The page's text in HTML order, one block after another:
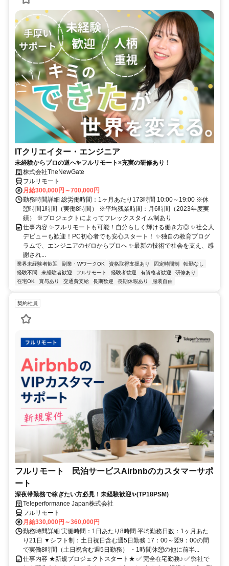
ITクリエイター・エンジニア
未経験からプロの道へ✨フルリモート×充実の研修あり！
株式会社TheNewGate
フルリモート
月給300,000円～700,000円
勤務時間詳細 総労働時間：1ヶ月あたり173時間 10:00～19:00 ※休
憩時間1時間（実働8時間） ※平均残業時間：月6時間（2023年度実
績） ※プロジェクトによってフレックスタイム制あり
仕事内容 ✨フルリモートも可能！自分らしく輝ける働き方◎ ✨社会人
デビューも歓迎！PC初心者でも安心スタート！ ✨独自の教育プログ
ラムで、エンジニアのゼロからプロへ ✨最新の技術で社会を支え、感
謝され...
業界未経験者歓迎 副業・WワークOK 資格取得支援あり 固定時間制
転勤なし
経験不問
未経験者歓迎 フルリモート 経験者歓迎 有資格者歓迎
研修あり
在宅OK
賞与あり 交通費支給 長期歓迎 長期休暇あり 服装自由
契約社員
フルリモート 民泊サービスAirbnbのカスタマーサポ
ート
深夜帯勤務で稼ぎたい方必見！未経験歓迎✨(TP18PSM)
Teleperformance Japan株式会社
フルリモート
月給330,000円～360,000円
勤務時間詳細 実働時間：1日あたり8時間 平均勤務日数：1ヶ月あた
り21日 ▼シフト制：土日祝日含む週5日勤務 17：00～翌9：00の間
で実働8時間（土日祝含む週5日勤務） ・1時間休憩の他に前半...
仕事内容 ★新規プロジェクトスタート★ ✅ 完全在宅勤務♪ ✅ 弊社で